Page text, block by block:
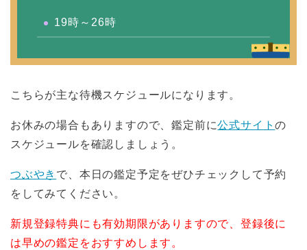
19時～26時
こちらが主な待機スケジュールになります。
お休みの場合もありますので、鑑定前に公式サイトの
スケジュールを確認しましょう。
つぶやき で、本日の鑑定予定をぜひチェックして予約
をしてみてください。
新規登録特典にも有効期限がありますので、登録後に
は早めの鑑定をおすすめします。